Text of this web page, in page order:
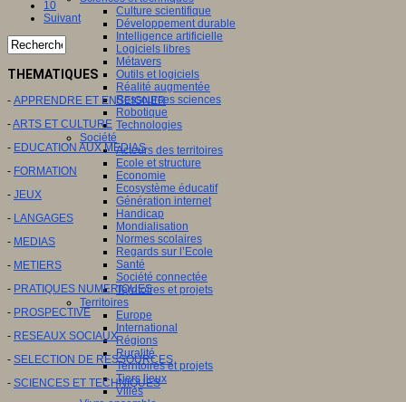
Culture scientifique
Développement durable
Intelligence artificielle
Logiciels libres
Métavers
Outils et logiciels
Réalité augmentée
Ressources sciences
Robotique
Technologies
Société
Acteurs des territoires
Ecole et structure
Economie
Ecosystème éducatif
Génération internet
Handicap
Mondialisation
Normes scolaires
Regards sur l’Ecole
Santé
Société connectée
Territoires et projets
Territoires
Europe
International
Régions
Ruralité
Territoires et projets
Tiers lieux
Villes
10
Suivant
THEMATIQUES
- APPRENDRE ET ENSEIGNER
-ARTS ET CULTURE
- EDUCATION AUX MEDIAS
- FORMATION
- JEUX
- LANGAGES
- MEDIAS
- METIERS
- PRATIQUES NUMERIQUES
- PROSPECTIVE
- RESEAUX SOCIAUX
- SELECTION DE RESSOURCES
- SCIENCES ET TECHNIQUES